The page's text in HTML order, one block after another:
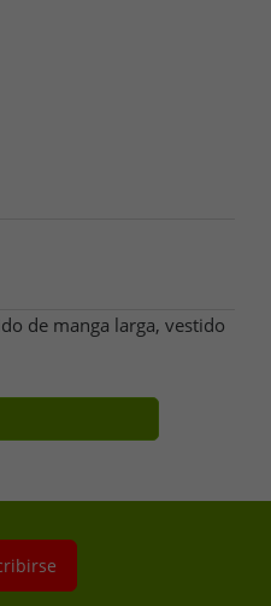
de manga larga, vestido